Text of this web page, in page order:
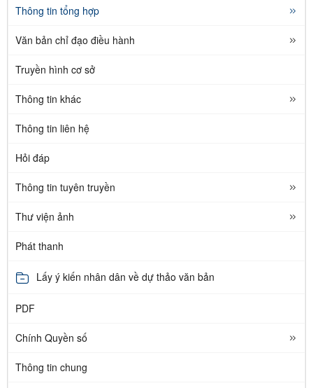
Thông tin tổng hợp
Văn bản chỉ đạo điều hành
Truyền hình cơ sở
Thông tin khác
Thông tin liên hệ
Hỏi đáp
Thông tin tuyên truyền
Thư viện ảnh
Phát thanh
Lấy ý kiến nhân dân về dự thảo văn bản
PDF
Chính Quyền số
Thông tin chung